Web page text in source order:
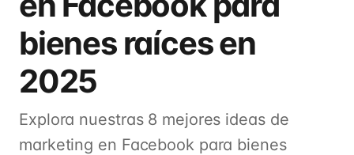
bienes raíces en
2025
Explora nuestras 8 mejores ideas de
marketing en Facebook para bienes